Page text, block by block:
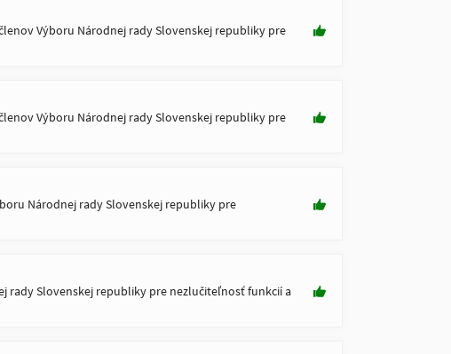
Výboru Národnej rady Slovenskej republiky pre
Výboru Národnej rady Slovenskej republiky pre
Národnej rady Slovenskej republiky pre
rady Slovenskej republiky pre nezlučiteľnosť funkcií a